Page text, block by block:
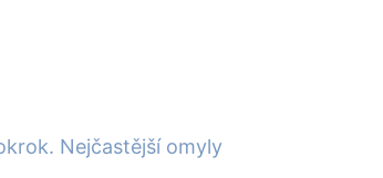
Nejčastější omyly